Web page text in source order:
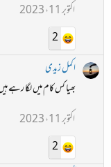
اکتوبر 11، 2023
2
اکمل زیدی
بھیا کس کام میں لگا رہے
اکتوبر 11، 2023
2